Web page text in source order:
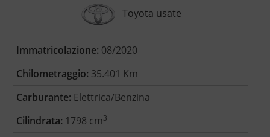
Toyota usate
Immatricolazione: 08/2020
Chilometraggio: 35.401 Km
Carburante: Elettrica/Benzina
Cilindrata: 1798 cm3